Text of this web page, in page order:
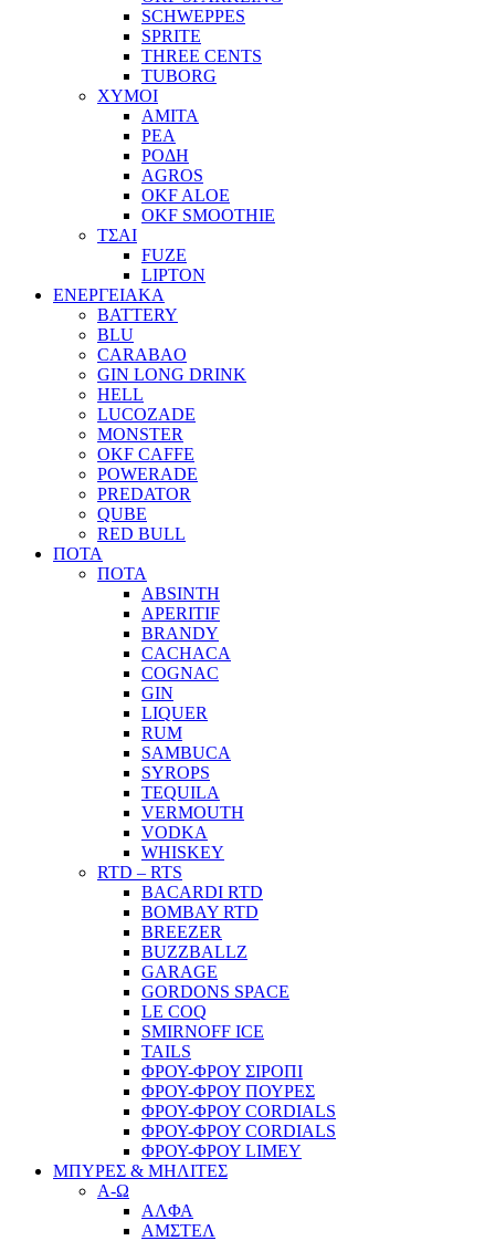
SCHWEPPES
SPRITE
THREE CENTS
TUBORG
ΧΥΜΟΙ
ΑΜΙΤΑ
ΡΕΑ
ΡΟΔΗ
AGROS
OKF ALOE
OKF SMOOTHIE
ΤΣΑΙ
FUZE
LIPTON
ΕΝΕΡΓΕΙΑΚΑ
BATTERY
BLU
CARABAO
GIN LONG DRINK
HELL
LUCOZADE
MONSTER
OKF CAFFE
POWERADE
PREDATOR
QUBE
RED BULL
ΠΟΤΑ
ΠΟΤΑ
ABSINTH
APERITIF
BRANDY
CACHACA
COGNAC
GIN
LIQUER
RUM
SAMBUCA
SYROPS
TEQUILA
VERMOUTH
VODKA
WHISKEY
RTD – RTS
BACARDI RTD
BOMBAY RTD
BREEZER
BUZZBALLZ
GARAGE
GORDONS SPACE
LE COQ
SMIRNOFF ICE
TAILS
ΦΡΟΥ-ΦΡΟΥ ΣΙΡΟΠΙ
ΦΡΟΥ-ΦΡΟΥ ΠΟΥΡΕΣ
ΦΡΟΥ-ΦΡΟΥ CORDIALS
ΦΡΟΥ-ΦΡΟΥ CORDIALS
ΦΡΟΥ-ΦΡΟΥ LIMEY
ΜΠΥΡΕΣ & ΜΗΛΙΤΕΣ
Α-Ω
ΑΛΦΑ
ΑΜΣΤΕΛ